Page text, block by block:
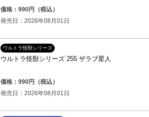
価格：990円（税込）
発売日：2026年08月01日
ウルトラ怪獣シリーズ
ウルトラ怪獣シリーズ 255 ザラブ星人
価格：990円（税込）
発売日：2026年08月01日